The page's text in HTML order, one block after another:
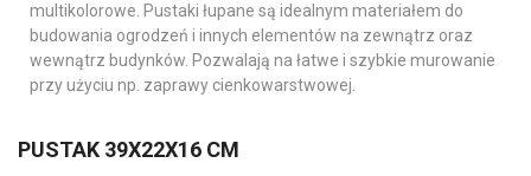
multikolorowe. Pustaki łupane są idealnym materiałem do
budowania ogrodzeń i innych elementów na zewnątrz oraz
wewnątrz budynków. Pozwalają na łatwe i szybkie murowanie
przy użyciu np. zaprawy cienkowarstwowej.
PUSTAK 39X22X16 CM